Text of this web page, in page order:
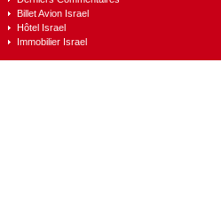
Billet Avion Israel
Hôtel Israel
Immobilier Israel